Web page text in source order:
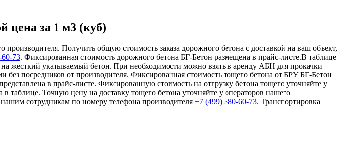
цена за 1 м3 (куб)
Получить общую стоимость заказа дорожного бетона с доставкой на ваш объект,
60-73. Фиксированная стоимость дорожного бетона БГ-Бетон размещена в прайс-листе.В таблице
укатываемый бетон. При необходимости можно взять в аренду АБН для прокачки
посредников от производителя. Фиксированная стоимость тощего бетона от БРУ БГ-Бетон
в прайс-листе. Фиксированную стоимость на отгрузку бетона тощего уточняйте у
таблице. Точную цену на доставку тощего бетона уточняйте у операторов нашего
сотрудникам по номеру телефона производителя +7 (499) 380-60-73. Транспортировка